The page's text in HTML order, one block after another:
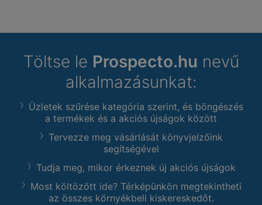
Töltse le Prospecto.hu nevű
alkalmazásunkat:
Üzletek szűrése kategória szerint, és böngészés
a termékek és a akciós újságok között
Tervezze meg vásárlását könyvjelzőink
segítségével
Tudja meg, mikor érkeznek új akciós újságok
Most költözött ide? Térképünkön megtekintheti
az összes környékbeli kiskereskedőt.